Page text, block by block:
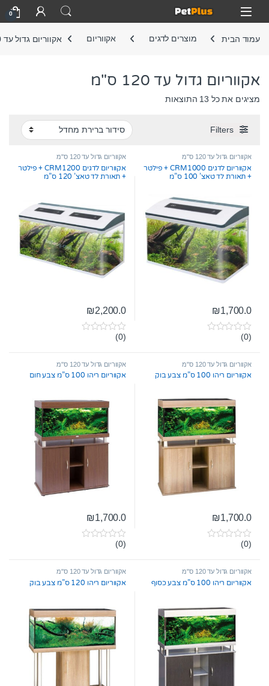
Skip to navigation
Skip to content
Open
0
עמוד הבית מוצרים לדגים אקווריום אקווריום גדול עד 120 ס"מ
אקווריום גדול עד 120 ס"מ
מציגים את כל ⁦13⁩ התוצאות
Filters
אקווריום גדול עד 120 ס"מ
אקווריום לדגים CRM1000 + פילטר
+ תאורת לד טאצ’ 100 ס”מ
₪1,700.0
0
t
o
f
(0)
אקווריום גדול עד 120 ס"מ
אקווריום לדגים CRM1200 + פילטר
+ תאורת לד טאצ’ 120 ס”מ
₪2,200.0
0
t
o
f
(0)
אקווריום גדול עד 120 ס"מ
אקווריום ריהו 100 ס”מ צבע בוק
₪1,700.0
0
t
o
f
(0)
אקווריום גדול עד 120 ס"מ
אקווריום ריהו 100 ס”מ צבע חום
₪1,700.0
0
t
o
f
(0)
אקווריום גדול עד 120 ס"מ
אקווריום ריהו 100 ס”מ צבע כסוף
אקווריום גדול עד 120 ס"מ
אקווריום ריהו 120 ס”מ צבע בוק